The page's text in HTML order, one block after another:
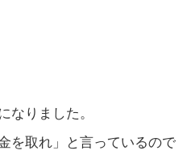
りました。
を取れ」と言っているので